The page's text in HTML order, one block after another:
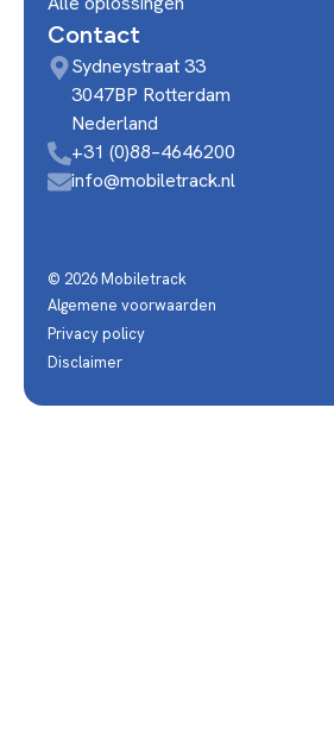
Contact
Sydneystraat 33
3047BP Rotterdam
Nederland
+31 (0)88–4646200
info@mobiletrack.nl
© 2026 Mobiletrack
Algemene voorwaarden
Privacy policy
Disclaimer